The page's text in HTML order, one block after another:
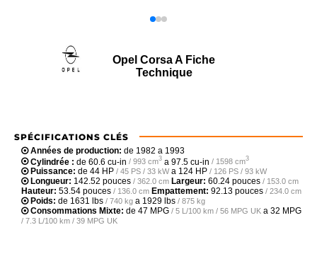
Opel Corsa A Fiche
Technique
SPÉCIFICATIONS CLÉS
Années de production: de 1982 a 1993
Cylindrée : de 60.6 cu-in / 993 cm3 a 97.5 cu-in / 1598 cm3
Puissance: de 44 HP / 45 PS / 33 kWa 124 HP / 126 PS / 93 kW
Longueur: 142.52 pouces / 362.0 cm Largeur: 60.24 pouces / 153.0 cm
Hauteur: 53.54 pouces / 136.0 cm Empattement: 92.13 pouces / 234.0 cm
Poids: de 1631 lbs / 740 kg a 1929 lbs / 875 kg
Consommations Mixte: de 47 MPG / 5 L/100 km / 56 MPG UK a 32 MPG
/ 7.3 L/100 km / 39 MPG UK